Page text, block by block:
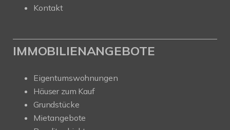
Kontakt
IMMOBILIENANGEBOTE
Eigentumswohnungen
Häuser zum Kauf
Grundstücke
Mietangebote